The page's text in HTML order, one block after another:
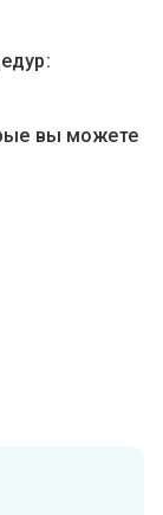
вы можете